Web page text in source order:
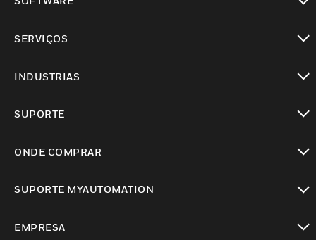
SERVIÇOS
INDUSTRIAS
SUPORTE
ONDE COMPRAR
SUPORTE MYAUTOMATION
EMPRESA